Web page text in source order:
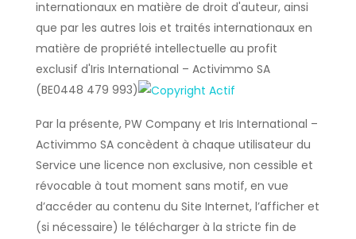
internationaux en matière de droit d'auteur, ainsi
que par les autres lois et traités internationaux en
matière de propriété intellectuelle au profit
exclusif d'Iris International – Activimmo SA
(BE0448 479 993)
Par la présente, PW Company et Iris International –
Activimmo SA concèdent à chaque utilisateur du
Service une licence non exclusive, non cessible et
révocable à tout moment sans motif, en vue
d’accéder au contenu du Site Internet, l’afficher et
(si nécessaire) le télécharger à la stricte fin de